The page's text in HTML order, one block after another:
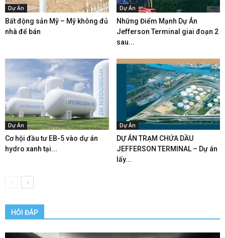
Dự Án
Bất động sản Mỹ – Mỹ không đủ
nhà để bán
Dự Án
Những Điểm Mạnh Dự Án
Jefferson Terminal giai đoạn 2
sau...
Dự Án
Cơ hội đầu tư EB-5 vào dự án
hydro xanh tại...
Dự Án
DỰ ÁN TRẠM CHỨA DẦU
JEFFERSON TERMINAL – Dự án
lấy...
HỎI ĐÁP